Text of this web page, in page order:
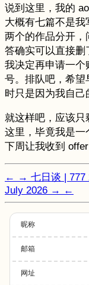
说到这里，我的
大概有七篇不是
两个的作品分开，
答确实可以直接删
我决定再申请一
号。排队吧，希
时只是因为我自己
就这样吧，应该
这里，毕竟我是一
下周让我收到 offer
← → 七日谈 | 777
July 2026 → ←
昵称
邮箱
网址